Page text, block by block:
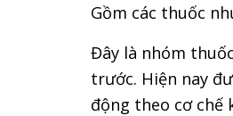
Gồm các thuốc
Đây là nhóm
trước. Hiện nay
động theo cơ chế